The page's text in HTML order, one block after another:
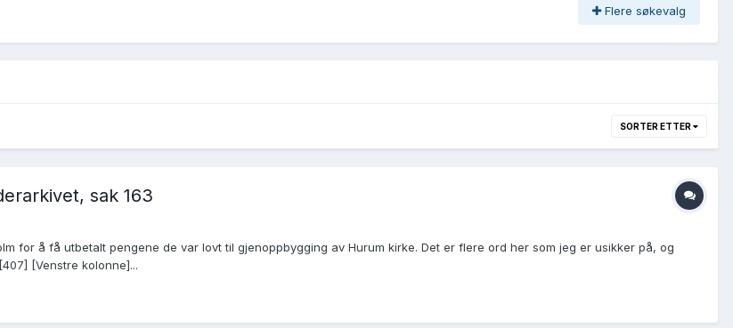
Flere søkevalg
SORTER ETTER
sak 163
for å få utbetalt pengene de var lovt til gjenoppbygging av Hurum kirke. Det er flere ord her som jeg er usikker på, og
[Venstre kolonne]...